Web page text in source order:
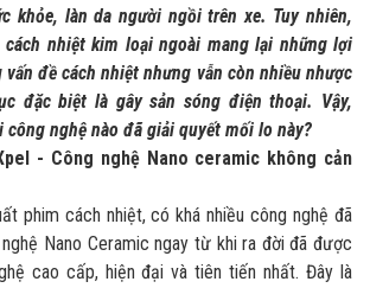
khỏe, làn da người ngồi trên xe. Tuy nhiên,
nhiệt kim loại ngoài mang lại những lợi
đề cách nhiệt nhưng vẫn còn nhiều nhược
đặc biệt là gây sản sóng điện thoại. Vậy,
nghệ nào đã giải quyết mối lo này?
- Công nghệ Nano ceramic không cản
phim cách nhiệt, có khá nhiều công nghệ đã
Nano Ceramic ngay từ khi ra đời đã được
cao cấp, hiện đại và tiên tiến nhất. Đây là